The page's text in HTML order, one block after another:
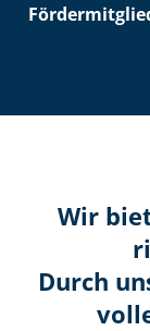
Wir
Durch